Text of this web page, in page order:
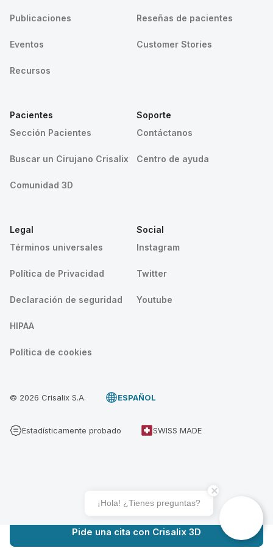
Pide una cita con Crisalix 3D
Publicaciones
Eventos
Recursos
Reseñas de pacientes
Customer Stories
Pacientes
Sección Pacientes
Buscar un Cirujano Crisalix
Comunidad 3D
Soporte
Contáctanos
Centro de ayuda
Legal
Términos universales
Política de Privacidad
Declaración de seguridad
HIPAA
Política de cookies
Social
Instagram
Twitter
Youtube
© 2026 Crisalix S.A. ESPAÑOL
Estadísticamente probado SWISS MADE
¡Hola! ¿Tienes preguntas?